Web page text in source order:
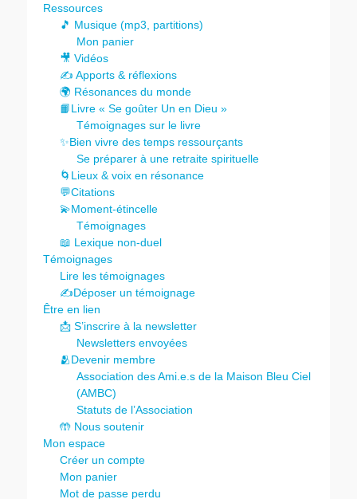
Ressources
🎵 Musique (mp3, partitions)
Mon panier
🎥 Vidéos
✍️ Apports & réflexions
🌍 Résonances du monde
📙Livre « Se goûter Un en Dieu »
Témoignages sur le livre
✨Bien vivre des temps ressourçants
Se préparer à une retraite spirituelle
🌀Lieux & voix en résonance
💬Citations
💫Moment-étincelle
Témoignages
📖 Lexique non-duel
Témoignages
Lire les témoignages
✍️Déposer un témoignage
Être en lien
📩 S’inscrire à la newsletter
Newsletters envoyées
🫂Devenir membre
Association des Ami.e.s de la Maison Bleu Ciel
(AMBC)
Statuts de l’Association
🤲 Nous soutenir
Mon espace
Créer un compte
Mon panier
Mot de passe perdu